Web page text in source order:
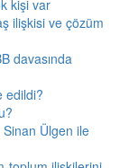
kişi var
ilişkisi ve çözüm
davasında
edildi?
Sinan Ülgen ile